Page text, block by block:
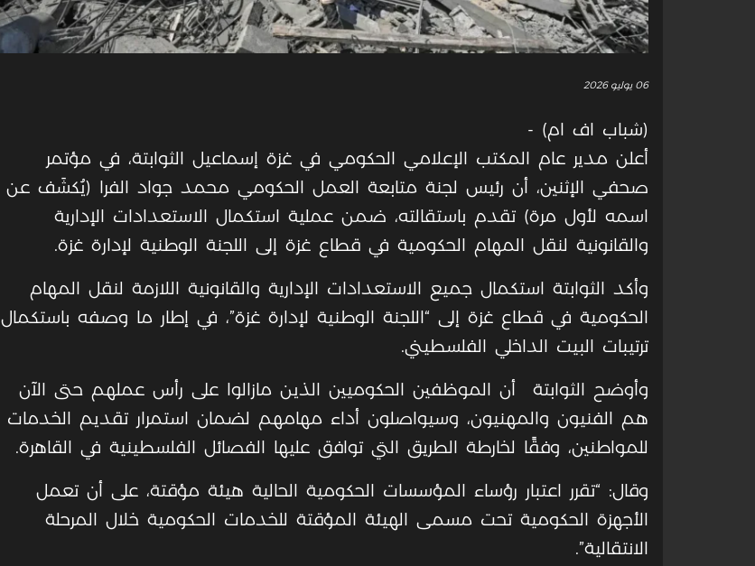
06 يوليو 2026
(شباب اف ام) -
أعلن مدير عام المكتب الإعلامي الحكومي في غزة إسماعيل الثوابتة، في مؤتمر
صحفي الإثنين، أن رئيس لجنة متابعة العمل الحكومي محمد جواد الفرا (يُكشَف عن
اسمه لأول مرة) تقدم باستقالته، ضمن عملية استكمال الاستعدادات الإدارية
والقانونية لنقل المهام الحكومية في قطاع غزة إلى اللجنة الوطنية لإدارة غزة.
وأكد الثوابتة استكمال جميع الاستعدادات الإدارية والقانونية اللازمة لنقل المهام
الحكومية في قطاع غزة إلى “اللجنة الوطنية لإدارة غزة”، في إطار ما وصفه باستكمال
ترتيبات البيت الداخلي الفلسطيني.
وأوضح الثوابتة أن الموظفين الحكوميين الذين مازالوا على رأس عملهم حتى الآن
هم الفنيون والمهنيون، وسيواصلون أداء مهامهم لضمان استمرار تقديم الخدمات
للمواطنين، وفقًا لخارطة الطريق التي توافق عليها الفصائل الفلسطينية في القاهرة.
وقال: “تقرر اعتبار رؤساء المؤسسات الحكومية الحالية هيئة مؤقتة، على أن تعمل
الأجهزة الحكومية تحت مسمى الهيئة المؤقتة للخدمات الحكومية خلال المرحلة
الانتقالية”.